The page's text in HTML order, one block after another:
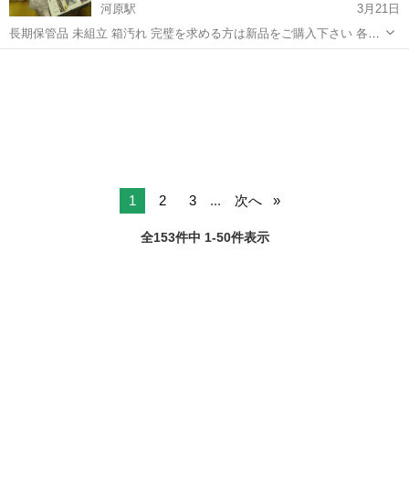
河原駅
3月21日
長期保管品 未組立 箱汚れ 完璧を求める方は新品をご購入下さい 各モ
デル定価売り 早い者勝ち
1 2 3 ... 次へ
全153件中 1-50件表示